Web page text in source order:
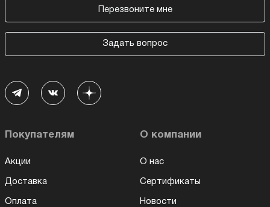
Перезвоните мне
Задать вопрос
Покупателям
Акции
Доставка
Оплата
О компании
О нас
Сертификаты
Новости